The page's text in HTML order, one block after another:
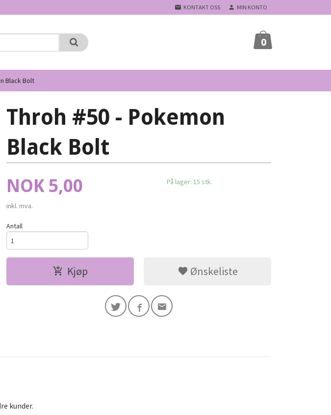
KONTAKT OSS MIN KONTO
0
Black Bolt
Throh #50 - Pokemon
Black Bolt
Pris
NOK 5,00
inkl. mva.
På lager: 15 stk.
Antall
Kjøp Ønskeliste
kunder.